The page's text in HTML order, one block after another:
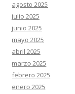
agosto 2025
julio 2025
junio 2025
mayo 2025
abril 2025
marzo 2025
febrero 2025
enero 2025